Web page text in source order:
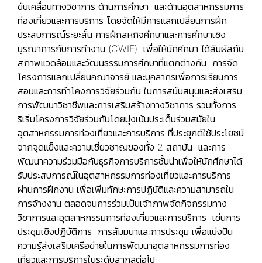
ขับเคลื่อนทางวิชาการ ด้านการศึกษา และด้านอุตสาหกรรมการ
ท่องเที่ยวและการบริการ โดยจัดให้มีการแลกเปลี่ยนการฝึก
ประสบการณ์ระยะสั้น การฝึกสหกิจศึกษาและการศึกษาเชิง
บูรณาการกับการทำงาน (CWIE) เพื่อให้นักศึกษา ได้สัมผัสกับ
สภาพแวดล้อมและวัฒนธรรมการศึกษาที่แตกต่างกัน การจัด
โครงการแลกเปลี่ยนคณาจารย์ และบุคลากรเพื่อการเรียนการ
สอนและการทำโคงการวิจัยร่วมกัน ในการสนับสนุนและส่งเสริม
การพัฒนาวิชาชีพและการเสริมสร้างทางวิชาการ รวมทั้งการ
ริเริ่มโครงการวิจัยร่วมกันโดยมุ่งเน้นประเด็นร่วมสมัยใน
อุตสาหกรรมการท่องเที่ยวและการบริการ ที่ประยุกต์ใช้ประโยชน์
จากจุดแข็งและความเชี่ยวชาญของทั้ง 2 สถาบัน และการ
พัฒนาความร่วมมือกับธุรกิจการบริการชั้นนําเพื่อให้นักศึกษาได้
รับประสบการณ์ในอุตสาหกรรมการท่องเที่ยวและการบริการ
ผ่านการฝึกงาน เพื่อเพิ่มทักษะการปฏิบัติและความสามารถใน
การจ้างงาน ตลอดจนการร่วมเป็นเจ้าภาพจัดกิจกรรมทาง
วิชาการและอุตสาหกรรมการท่องเที่ยวและการบริการ เช่นการ
ประชุมเชิงปฏิบัติการ การสัมมนาและการประชุม เพื่อแบ่งปัน
ความรู้ส่งเสริมเครือข่ายในการพัฒนาอุตสาหกรรมการท่อง
เที่ยวและการบริการในระดับสากลต่อไป